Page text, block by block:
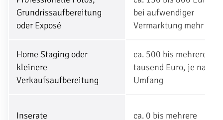
Grundrissaufbereitung
oder Exposé
bei aufwendiger
Vermarktung mehr
Home Staging oder
kleinere
Verkaufsaufbereitung
ca. 500 bis mehrere
tausend Euro, je nach
Umfang
Inserate
ca. 0 bis mehrere